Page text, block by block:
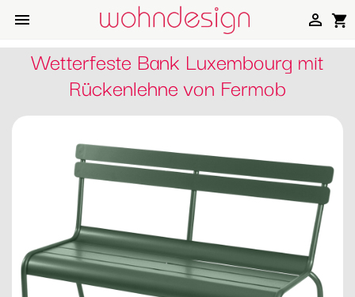
 shopping_cart

Wetterfeste Bank Luxembourg mit
Rückenlehne von Fermob